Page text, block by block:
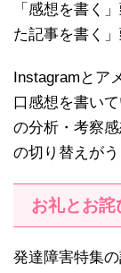
「感想を書く
た記事を書く」
Instagramとア
口感想を書い
の分析・考察
の切り替えが
お礼とお詫
発達障害特集